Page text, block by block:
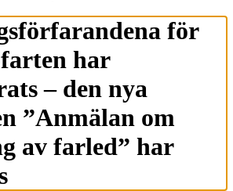
för
har
– den nya
”Anmälan om
av farled” har